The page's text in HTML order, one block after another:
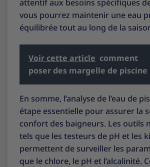
attentif aux besoins spécifiques
vous pourrez maintenir une eau
équilibrée tout au long de la
Voir cette article comment
poser des margelle de piscine
En somme, l’analyse de l’eau de
étape essentielle pour assurer la
confort des baigneurs. Les outils
tels que les testeurs de pH et les
permettent de surveiller les
que le chlore, le pH et l’alcalinité.